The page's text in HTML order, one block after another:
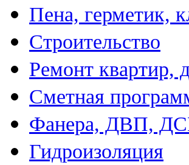
Пена, герметик,
Строительство
Ремонт квартир,
Сметная
Фанера, ДВП,
Гидроизоляция